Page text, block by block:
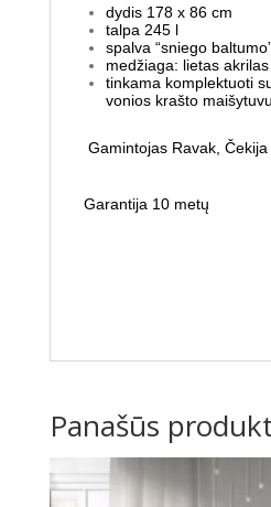
dydis 178 x 86 cm
talpa 245 l
spalva “sniego
medžiaga: lietas akrilas
tinkama komplektuoti
vonios krašto maišytuvu
Gamintojas Ravak, Čekija
Garantija 10 metų
Panašūs